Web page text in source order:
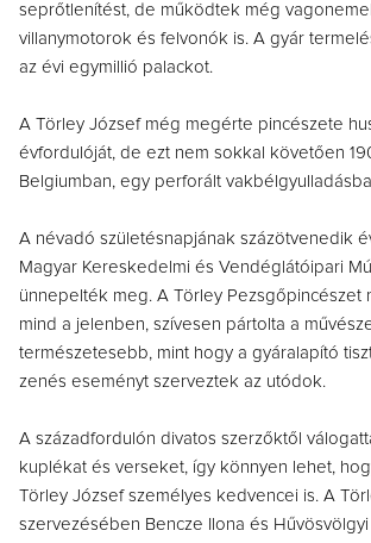
seprőtlenítést, de működtek még
villanymotorok és felvonók is. A gyár
az évi egymillió palackot.
A Törley József még megérte pincészete
évfordulóját, de ezt nem sokkal követően
Belgiumban, egy perforált
A névadó születésnapjának százötvenedik
Magyar Kereskedelmi és Vendéglátóipari
ünnepelték meg. A Törley Pezsgőpincészet
mind a jelenben, szívesen pártolta a
természetesebb, mint hogy a gyáralapító
zenés eseményt szerveztek az utódok.
A századfordulón divatos szerzőktől
kuplékat és verseket, így könnyen lehet,
Törley József személyes kedvencei is. A
szervezésében Bencze Ilona és